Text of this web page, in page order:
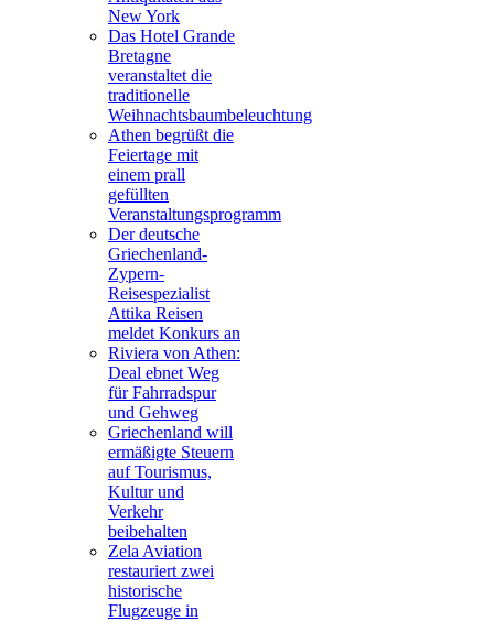
New York
Das Hotel Grande
Bretagne
veranstaltet die
traditionelle
Weihnachtsbaumbeleuchtung
Athen begrüßt die
Feiertage mit
einem prall
gefüllten
Veranstaltungsprogramm
Der deutsche
Griechenland-
Zypern-
Reisespezialist
Attika Reisen
meldet Konkurs an
Riviera von Athen:
Deal ebnet Weg
für Fahrradspur
und Gehweg
Griechenland will
ermäßigte Steuern
auf Tourismus,
Kultur und
Verkehr
beibehalten
Zela Aviation
restauriert zwei
historische
Flugzeuge in